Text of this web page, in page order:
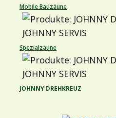
Mobile Bauzäune
Spezialzäune
JOHNNY DREHKREUZ